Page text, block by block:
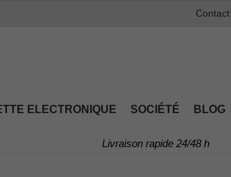
Contact
ELECTRONIQUE SOCIÉTÉ BLOG
Livraison rapide 24/48 h